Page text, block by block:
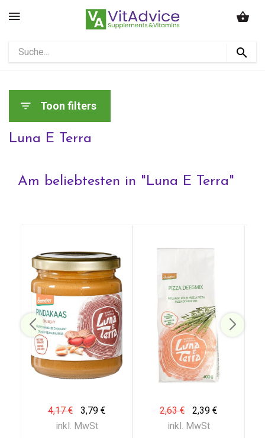
Toon filters
Luna E Terra
Am beliebtesten in "Luna E Terra"
4,17 €
3,79 €
inkl. MwSt
2,63 €
2,39 €
inkl. MwSt